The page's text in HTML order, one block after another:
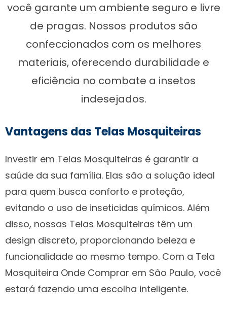
você garante um ambiente seguro e livre
de pragas. Nossos produtos são
confeccionados com os melhores
materiais, oferecendo durabilidade e
eficiência no combate a insetos
indesejados.
Vantagens das Telas Mosquiteiras
Investir em Telas Mosquiteiras é garantir a
saúde da sua família. Elas são a solução ideal
para quem busca conforto e proteção,
evitando o uso de inseticidas químicos. Além
disso, nossas Telas Mosquiteiras têm um
design discreto, proporcionando beleza e
funcionalidade ao mesmo tempo. Com a Tela
Mosquiteira Onde Comprar em São Paulo, você
estará fazendo uma escolha inteligente.